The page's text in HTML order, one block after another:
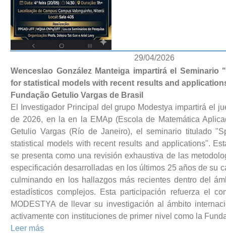
29/04/2026
Wenceslao González Manteiga impartirá el Seminario
for statistical models with recent results and
Fundação Getulio Vargas de Brasil
El Investigador Principal del grupo Modestya impartirá el
de 2026, en la en la EMAp (Escola de Matemática
Getulio Vargas (Río de Janeiro), el seminario titulado
statistical models with recent results and applications".
se presenta como una revisión exhaustiva de las
especificación desarrolladas en los últimos 25 años de su
culminando en los hallazgos más recientes dentro del
estadísticos complejos. Esta participación refuerza el
MODESTYA de llevar su investigación al ámbito
activamente con instituciones de primer nivel como la
Leer más